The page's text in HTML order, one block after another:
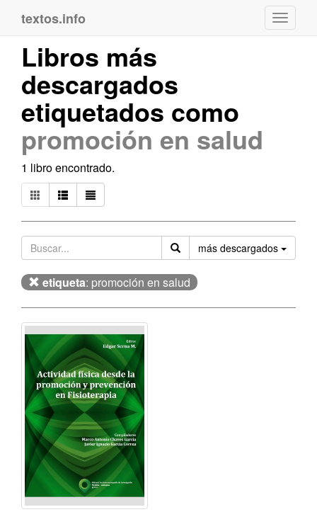
textos.info
Libros más
descargados
etiquetados como
promoción en salud
1 libro encontrado.
más descargados
etiqueta: promoción en salud